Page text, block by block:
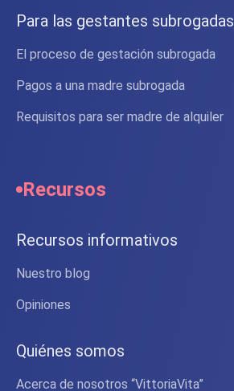
Para las gestantes subrogadas
El proceso de gestación subrogada
Pagos a una madre subrogada
Requisitos para ser madre de alquiler
Recursos
Recursos informativos
Nuestro blog
Opiniones
Quiénes somos
Acerca de nosotros “VittoriaVita”